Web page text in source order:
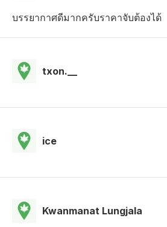
บรรยากาศดีมากครับราคาจับต้องได้
txon.__
ice
Kwanmanat Lungjala